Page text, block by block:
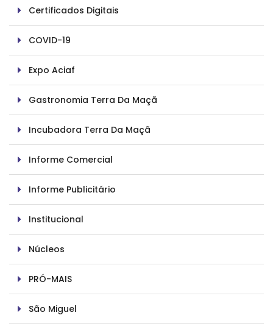
Certificados Digitais
COVID-19
Expo Aciaf
Gastronomia Terra Da Maçã
Incubadora Terra Da Maçã
Informe Comercial
Informe Publicitário
Institucional
Núcleos
PRÓ-MAIS
São Miguel